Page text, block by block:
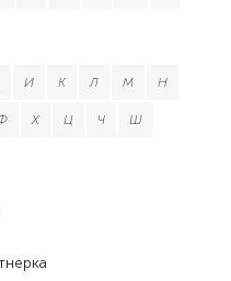
И К Л М Н
Х Ц Ч Ш